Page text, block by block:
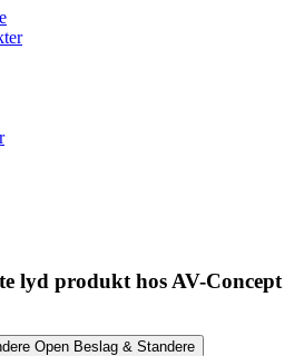
lyd produkt hos AV-Concept
Open Beslag & Standere